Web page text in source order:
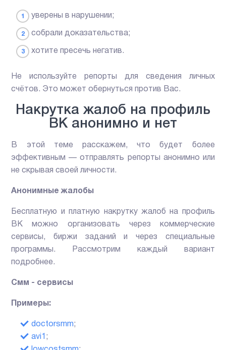
уверены в нарушении;
собрали доказательства;
хотите пресечь негатив.
Не используйте репорты для сведения личных
счётов. Это может обернуться против Вас.
Накрутка жалоб на профиль
ВК анонимно и нет
В этой теме расскажем, что будет более
эффективным — отправлять репорты анонимно или
не скрывая своей личности.
Анонимные жалобы
Бесплатную и платную накрутку жалоб на профиль
ВК можно организовать через коммерческие
сервисы, биржи заданий и через специальные
программы. Рассмотрим каждый вариант
подробнее.
Смм - сервисы
Примеры:
doctorsmm;
avi1 ;